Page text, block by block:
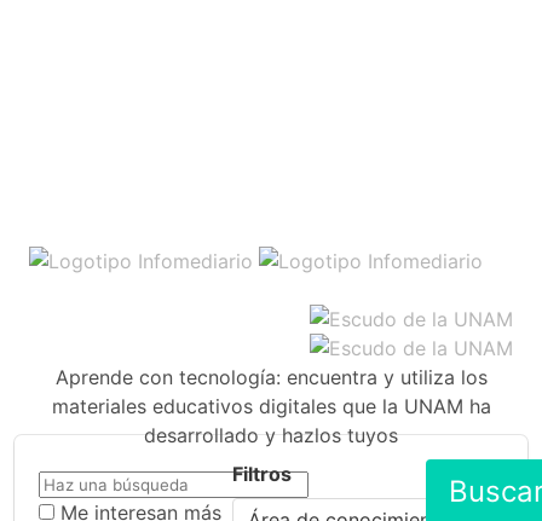
Aprende con tecnología: encuentra y utiliza los
materiales educativos digitales que la UNAM ha
desarrollado y hazlos tuyos
Me interesan más
Filtros